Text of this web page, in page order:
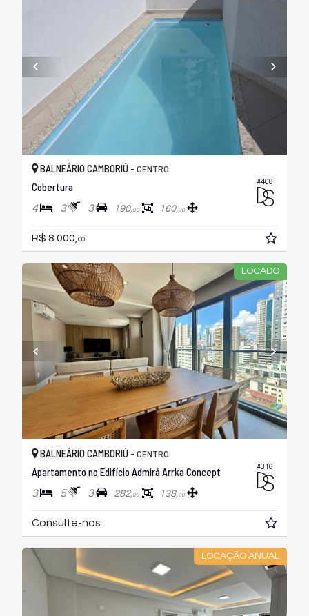
#408
BALNEÁRIO CAMBORIÚ - CENTRO
Cobertura
4 3 3 190,00 160,00
R$ 8.000, 00
LOCADO
#316
BALNEÁRIO CAMBORIÚ - CENTRO
Apartamento no Edifício Admirá Arrka Concept
3 5 3 282,00 138,00
Consulte-nos
LOCAÇÃO ANUAL